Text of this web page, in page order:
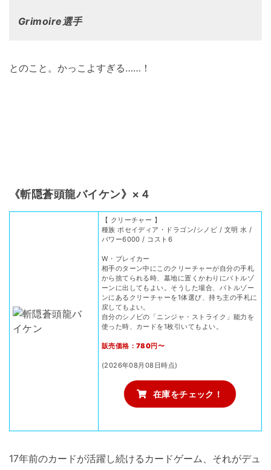
Grimoire選手
とのこと。かっこよすぎる……！
《斬隠蒼頭龍バイケン》×４
【 クリーチャー 】
種族 ポセイディア・ドラゴン/シノビ / 文明 水 /
パワー6000 / コスト6
W・ブレイカー
相手のターン中にこのクリーチャーが自分の手札
から捨てられる時、墓地に置くかわりにバトルゾ
ーンに出してもよい。そうした場合、バトルゾー
ンにあるクリーチャーを1体選び、持ち主の手札に
戻してもよい。
自分のシノビの「ニンジャ・ストライク」能力を
使った時、カードを1枚引いてもよい。
販売価格：780円〜
(2026年08月08日時点)
在庫をチェック！
17年前のカードが活躍し続けるカードゲーム、それがデュ